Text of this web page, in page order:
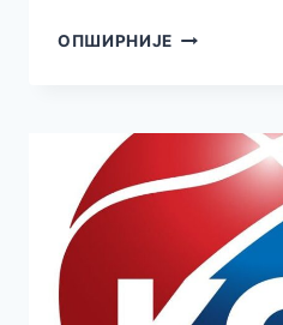
ОПШИРНИЈЕ ДЕВЕТО
BEER
ФЕСТИВАЛА
1.
АПАТИНУ
УЗ
РОК,